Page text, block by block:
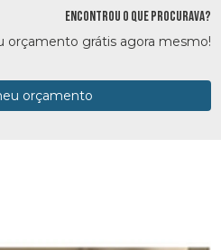
ENCONTROU O QUE PROCURAVA?
orçamento grátis agora mesmo!
orçamento